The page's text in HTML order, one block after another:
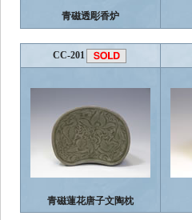
青磁透彫香炉
CC-201
青磁蓮花唐子文陶枕